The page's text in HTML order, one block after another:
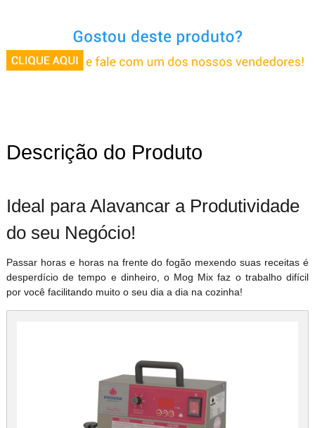
Descrição do Produto
Ideal para Alavancar a Produtividade
do seu Negócio!
Passar horas e horas na frente do fogão mexendo suas receitas é
desperdício de tempo e dinheiro, o Mog Mix faz o trabalho difícil
por você facilitando muito o seu dia a dia na cozinha!